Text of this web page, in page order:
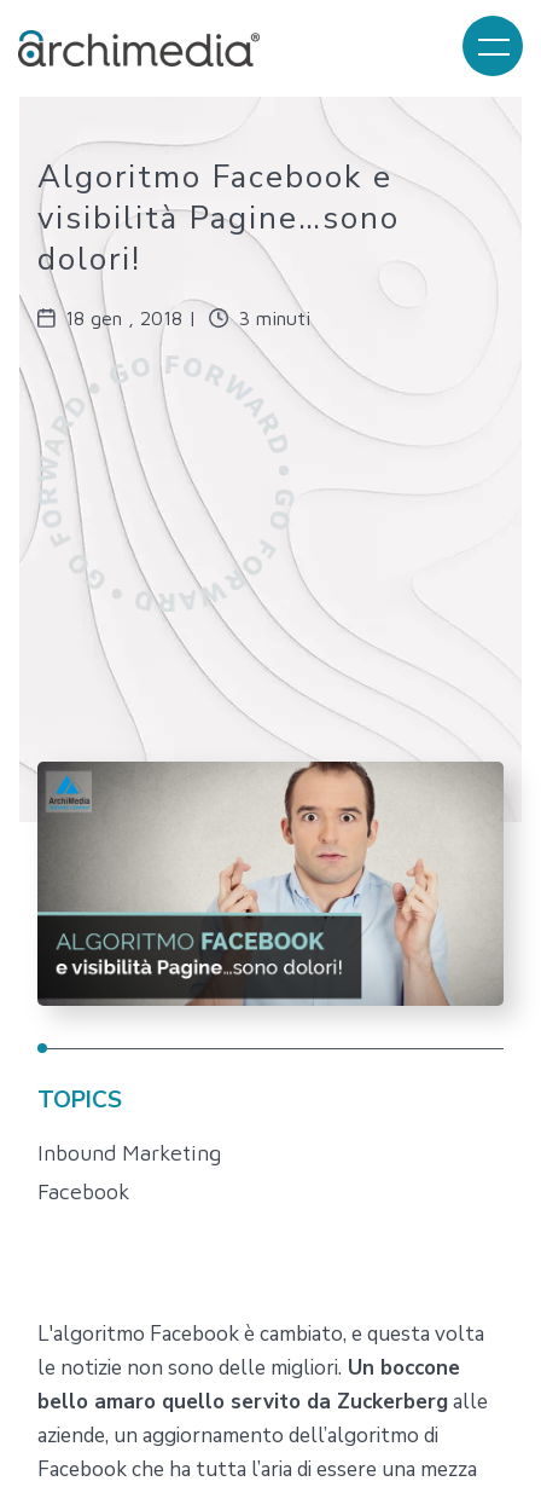
Algoritmo Facebook e
visibilità Pagine…sono
dolori!
18 gen , 2018 | 3 minuti
TOPICS
Inbound Marketing
Facebook
L'algoritmo Facebook è cambiato, e questa volta
le notizie non sono delle migliori. Un boccone
bello amaro quello servito da Zuckerbergalle
aziende, un aggiornamento dell’algoritmo di
Facebook che ha tutta l’aria di essere una mezza